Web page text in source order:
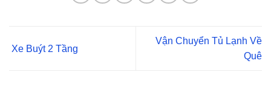
Xe Buýt 2 Tầng
Vận Chuyển Tủ Lạnh Về
Quê